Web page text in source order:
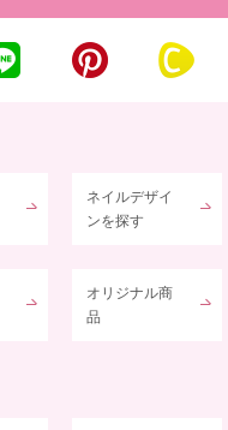
ネイルデザイ
ンを探す
オリジナル商
品